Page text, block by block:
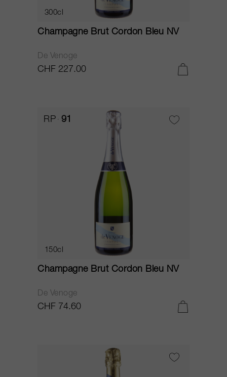
300cl
Champagne Brut Cordon Bleu NV
De Venoge
CHF 227.00
RP 91
150cl
Champagne Brut Cordon Bleu NV
De Venoge
CHF 74.60